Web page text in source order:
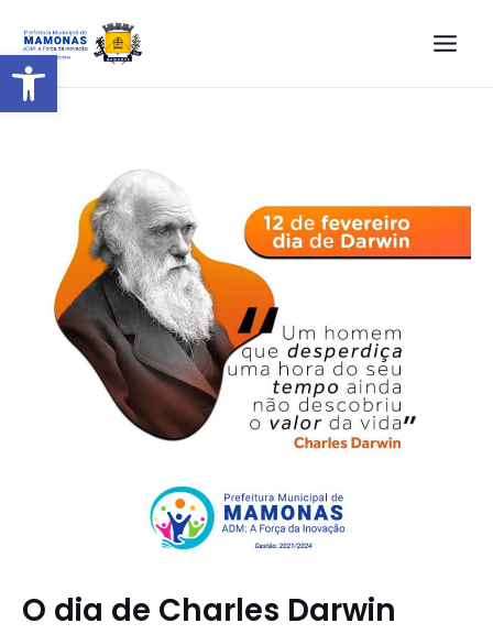
Barra de Ferramentas Aberta
O dia de Charles Darwin